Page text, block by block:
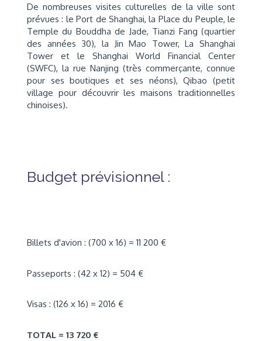
De nombreuses visites culturelles de la ville sont
prévues : le Port de Shanghai, la Place du Peuple, le
Temple du Bouddha de Jade, Tianzi Fang (quartier
des années 30), la Jin Mao Tower, La Shanghai
Tower et le Shanghai World Financial Center
(SWFC), la rue Nanjing (très commerçante, connue
pour ses boutiques et ses néons), Qibao (petit
village pour découvrir les maisons traditionnelles
chinoises).
Budget prévisionnel :
Billets d'avion : (700 x 16) = 11 200 €
Passeports : (42 x 12) = 504 €
Visas : (126 x 16) = 2016 €
TOTAL = 13 720 €